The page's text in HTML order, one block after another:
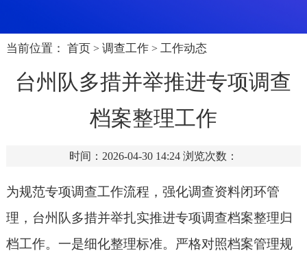
当前位置： 首页 > 调查工作 > 工作动态
台州队多措并举推进专项调查
档案整理工作
时间：2026-04-30 14:24 浏览次数：
为规范专项调查工作流程，强化调查资料闭环管
理，台州队多措并举扎实推进专项调查档案整理归
档工作。 一是细化整理标准。严格对照档案管理规